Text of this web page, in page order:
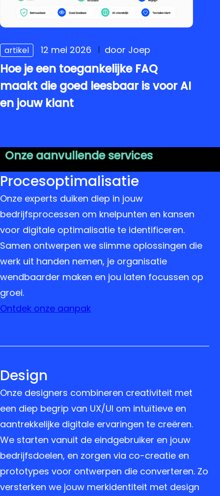
artikel 12 mei 2026 door Joep
Hoe je een toegankelijke FAQ
maakt die goed leesbaar is voor AI
en jouw klant
Onze aanvullende services
Procesoptimalisatie
Onze experts duiken diep in jouw
bedrijfsprocessen om knelpunten en kansen
voor digitale optimalisatie te identificeren.
Samen ontwerpen we slimme oplossingen die
werk uit handen nemen, je organisatie
wendbaarder maken en jou laten focussen op
groei.
Ontdek onze aanpak
Design
Onze designers combineren creativiteit met
een diep begrip van UX/UI om intuïtieve en
aantrekkelijke digitale ervaringen te creëren.
We starten vanuit de eindgebruiker en jouw
bedrijfsdoelen, en zorgen via co-creatie en
prototypes voor ontwerpen die converteren. Zo
versterken we jouw merkidentiteit met design